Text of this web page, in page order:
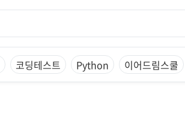
코딩테스트 Python 이어드림스쿨